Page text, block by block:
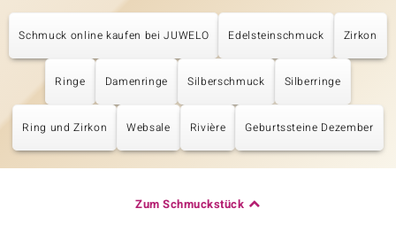
Schmuck online kaufen bei JUWELO Edelsteinschmuck Zirkon
Ringe Damenringe Silberschmuck Silberringe
Ring und Zirkon Websale Rivière Geburtssteine Dezember
Zum Schmuckstück